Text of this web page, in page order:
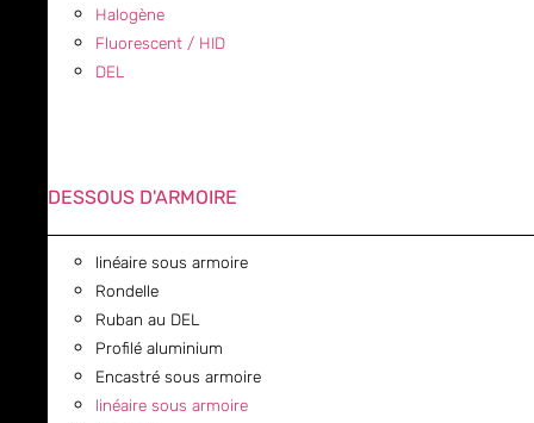
Halogène
Fluorescent / HID
DEL
DESSOUS D'ARMOIRE
linéaire sous armoire
Rondelle
Ruban au DEL
Profilé aluminium
Encastré sous armoire
linéaire sous armoire